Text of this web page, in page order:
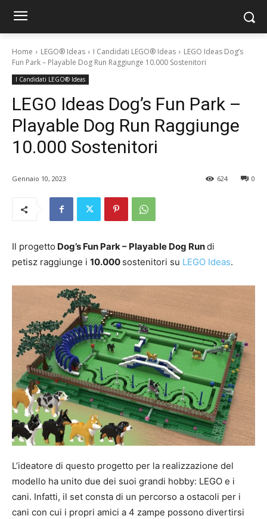
Home LEGO® Ideas I Candidati LEGO® Ideas
LEGO Ideas Dog’s
Fun Park – Playable Dog Run Raggiunge 10.000 Sostenitori
I Candidati LEGO® Ideas
LEGO Ideas Dog’s Fun Park –
Playable Dog Run Raggiunge
10.000 Sostenitori
Gennaio 10, 2023 0
624
Il progetto Dog’s Fun Park – Playable Dog Rundi
petisz raggiunge i 10.000 sostenitori su LEGO Ideas.
L’ideatore di questo progetto per la realizzazione del
modello ha unito due dei suoi grandi hobby: LEGO e i
cani. Infatti, il set consta di un percorso a ostacoli per i
cani con cui i propri amici a 4 zampe possono divertirsi